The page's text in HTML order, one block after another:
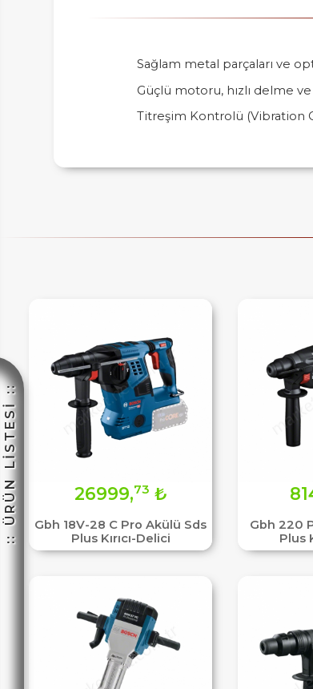
☽
:: ÜRÜN LİSTESİ ::
Sağlam metal parçaları ve
Güçlü motoru, hızlı delme
Titreşim Kontrolü (Vibration
Gbh 18V-28 C Pro Akülü Sds
Plus Kırıcı-Delici
26999,73 ₺
Gbh 220
Plus